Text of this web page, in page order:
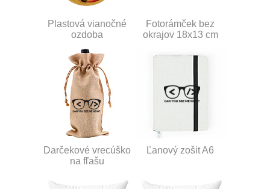
Plastová vianočné
ozdoba
Fotorámček bez
okrajov 18x13 cm
Darčekové vrecúško
na fľašu
Ľanový zošit A6